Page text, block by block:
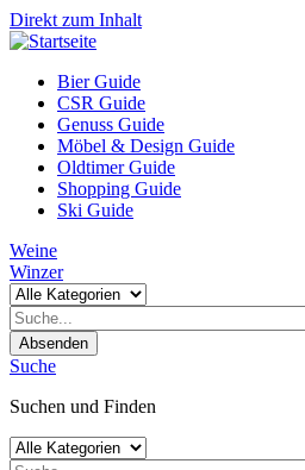
Direkt zum Inhalt
Bier Guide
CSR Guide
Genuss Guide
Möbel & Design Guide
Oldtimer Guide
Shopping Guide
Ski Guide
Weine
Winzer
Absenden
Suche
Suchen und Finden